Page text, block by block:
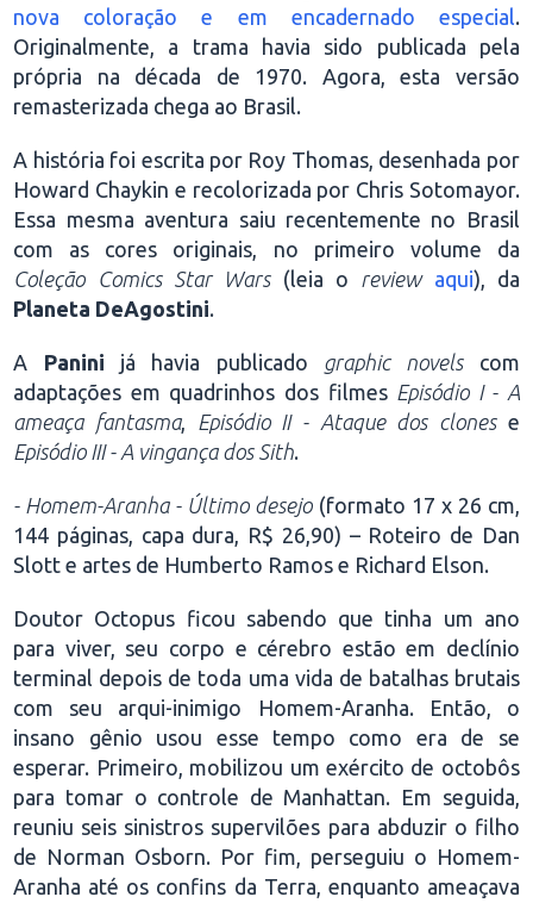
nova coloração e em encadernado especial.
Originalmente, a trama havia sido publicada pela
própria na década de 1970. Agora, esta versão
remasterizada chega ao Brasil.
A história foi escrita por Roy Thomas, desenhada por
Howard Chaykin e recolorizada por Chris Sotomayor.
Essa mesma aventura saiu recentemente no Brasil
com as cores originais, no primeiro volume da
Coleção Comics Star Wars(leia o review aqui), da
Planeta DeAgostini.
A Panini já havia publicado graphic novelscom
adaptações em quadrinhos dos filmes Episódio I - A
ameaça fantasma, Episódio II - Ataque dos clonese
Episódio III - A vingança dos Sith.
- Homem-Aranha - Último desejo(formato 17 x 26 cm,
144 páginas, capa dura, R$ 26,90) – Roteiro de Dan
Slott e artes de Humberto Ramos e Richard Elson.
Doutor Octopus ficou sabendo que tinha um ano
para viver, seu corpo e cérebro estão em declínio
terminal depois de toda uma vida de batalhas brutais
com seu arqui-inimigo Homem-Aranha. Então, o
insano gênio usou esse tempo como era de se
esperar. Primeiro, mobilizou um exército de octobôs
para tomar o controle de Manhattan. Em seguida,
reuniu seis sinistros supervilões para abduzir o filho
de Norman Osborn. Por fim, perseguiu o Homem-
Aranha até os confins da Terra, enquanto ameaçava